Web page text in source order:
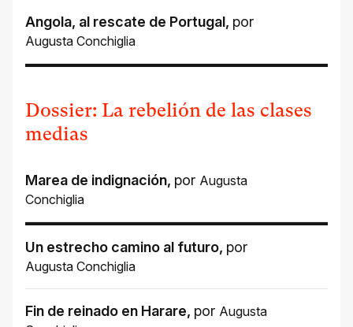
Angola, al rescate de Portugal, por
Augusta Conchiglia
Dossier: La rebelión de las clases
medias
Marea de indignación, por Augusta
Conchiglia
Un estrecho camino al futuro, por
Augusta Conchiglia
Fin de reinado en Harare, por Augusta